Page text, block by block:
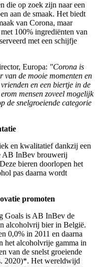
die op zoek zijn naar een
aan de smaak. Het biedt
van Corona, maar
100% ingrediënten van
met een schijfje
Europa: "Corona is
van de mooie momenten en
en een biertje in de
mensen zoveel mogelijk
de snelgroeiende categorie
en kwalitatief dankzij een
AB InBev brouwerij
bieren doorlopen het
pas daarna wordt
promoten
Goals is AB InBev de
alcoholvrij bier in België.
0,0% in 2011 en daarna
het alcoholvrije gamma in
van de snelst groeiende
2020)*. Het wereldwijd